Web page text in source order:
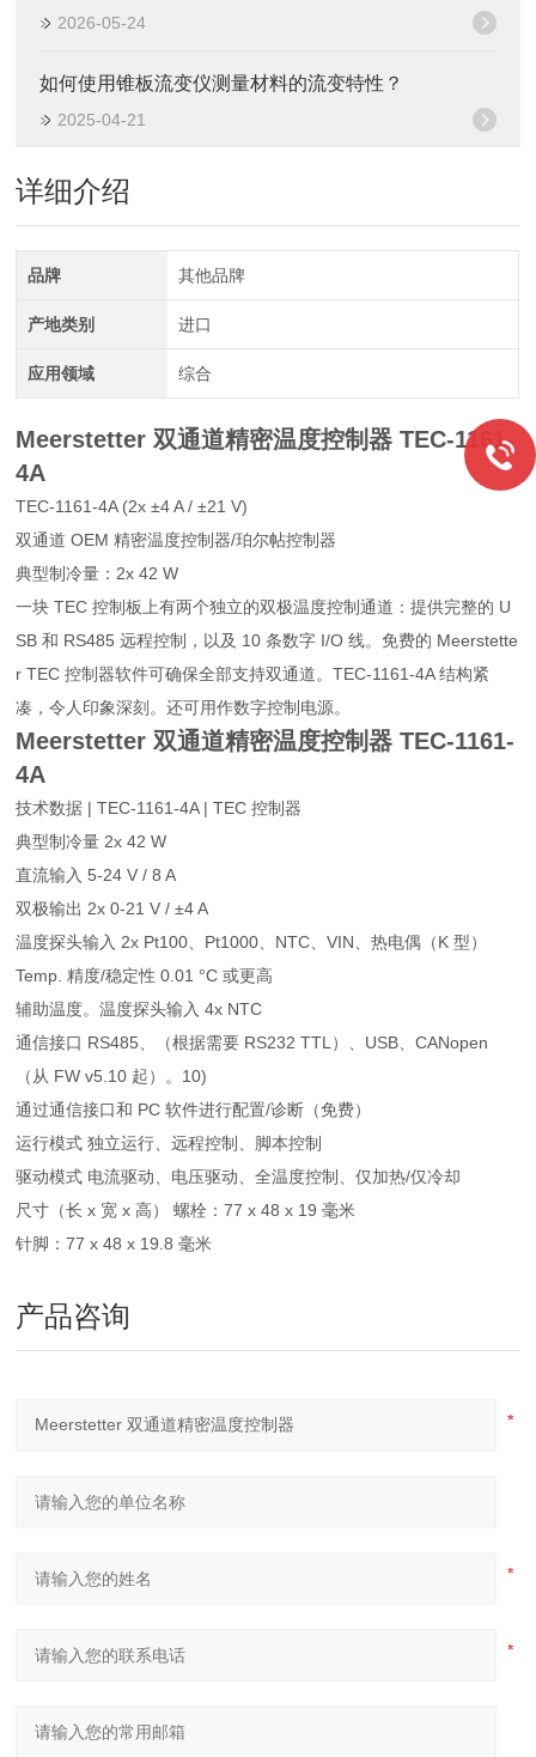
2026-05-24
如何使用锥板流变仪测量材料的流变特性？
2025-04-21
详细介绍
品牌 其他品牌
产地类别 进口
应用领域 综合
Meerstetter 双通道精密温度控制器 TEC-1161-
4A
TEC-1161-4A (2x ±4 A / ±21 V)
双通道 OEM 精密温度控制器/珀尔帖控制器
典型制冷量：2x 42 W
一块 TEC 控制板上有两个独立的双极温度控制通道：提供完整的 U
SB 和 RS485 远程控制，以及 10 条数字 I/O 线。免费的 Meerstette
r TEC 控制器软件可确保全部支持双通道。TEC-1161-4A 结构紧
凑，令人印象深刻。还可用作数字控制电源。
Meerstetter 双通道精密温度控制器 TEC-1161-
4A
技术数据 | TEC-1161-4A | TEC 控制器
典型制冷量 2x 42 W
直流输入 5-24 V / 8 A
双极输出 2x 0-21 V / ±4 A
温度探头输入 2x Pt100、Pt1000、NTC、VIN、热电偶（K 型）
Temp. 精度/稳定性 0.01 °C 或更高
辅助温度。温度探头输入 4x NTC
通信接口 RS485、（根据需要 RS232 TTL）、USB、CANopen
（从 FW v5.10 起）。10)
通过通信接口和 PC 软件进行配置/诊断（免费）
运行模式 独立运行、远程控制、脚本控制
驱动模式 电流驱动、电压驱动、全温度控制、仅加热/仅冷却
尺寸（长 x 宽 x 高） 螺栓：77 x 48 x 19 毫米
针脚：77 x 48 x 19.8 毫米
产品咨询